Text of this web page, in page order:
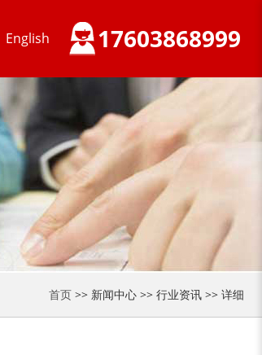
English 17603868999
首页 >> 新闻中心 >> 行业资讯 >> 详细